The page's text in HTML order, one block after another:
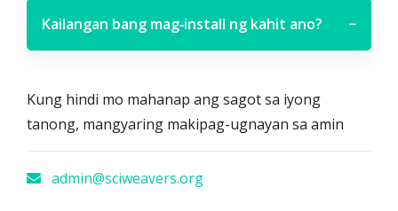
Kailangan bang mag‑install ng kahit ano? −
Kung hindi mo mahanap ang sagot sa iyong
tanong, mangyaring makipag-ugnayan sa amin
admin@sciweavers.org